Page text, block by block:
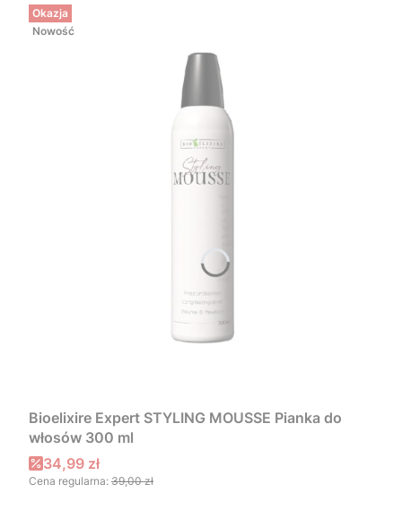
Okazja
Nowość
Bioelixire Expert STYLING MOUSSE Pianka do
włosów 300 ml
Cena promocyjna
34,99 zł
Cena regularna: 39,00 zł